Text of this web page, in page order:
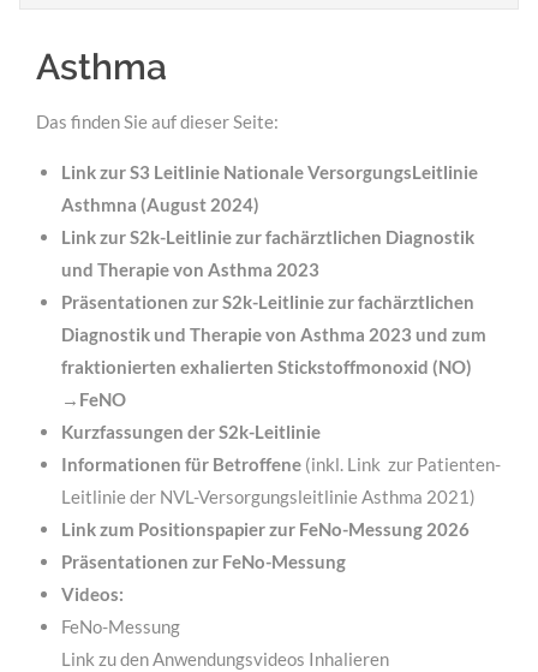
Asthma
Das finden Sie auf dieser Seite:
Link zur S3 Leitlinie Nationale VersorgungsLeitlinie
Asthmna (August 2024)
Link zur S2k-Leitlinie zur fachärztlichen Diagnostik
und Therapie von Asthma 2023
Präsentationen zur S2k-Leitlinie zur fachärztlichen
Diagnostik und Therapie von Asthma 2023 und zum
fraktionierten exhalierten Stickstoffmonoxid (NO)
→FeNO
Kurzfassungen der S2k-Leitlinie
Informationen für Betroffene (inkl. Link zur Patienten-
Leitlinie der NVL-Versorgungsleitlinie Asthma 2021)
Link zum Positionspapier zur FeNo-Messung 2026
Präsentationen zur FeNo-Messung
Videos:
FeNo-Messung
Link zu den Anwendungsvideos Inhalieren